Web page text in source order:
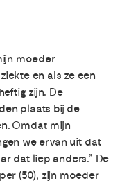
moeder
en als ze een
zijn. De
plaats bij de
Omdat mijn
we ervan uit dat
dat liep anders.” De
(50), zijn moeder